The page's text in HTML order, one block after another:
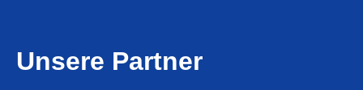
Unsere Partner